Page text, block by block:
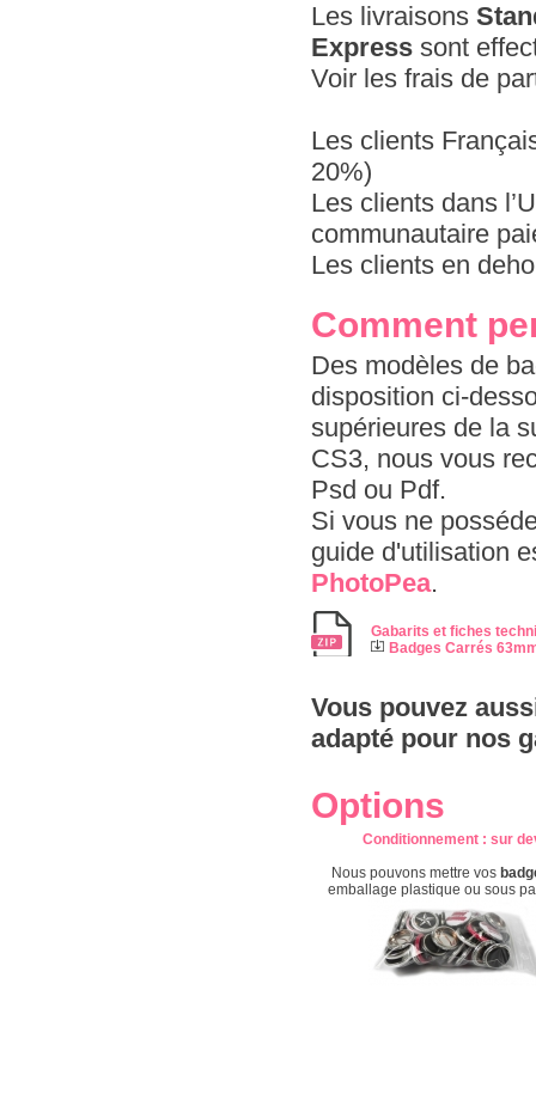
Les livraisons
Express sont
Voir les frais de
Les clients
20%)
Les clients dans
communautaire
Les clients en
Comment
Des modèles de
disposition ci-
supérieures de la
CS3, nous vous
Psd ou Pdf.
Si vous ne
guide d'utilisation
PhotoPea.
Gabarits et fiches
Badges Carrés
Vous pouvez
adapté pour nos
Options
Conditionnement: sur
Nous pouvons mettre vos
emballage plastique ou sous